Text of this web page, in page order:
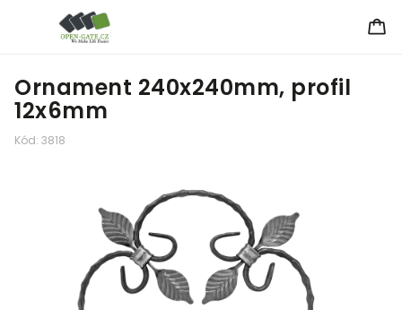
Ornament 240x240mm, profil
12x6mm
Kód: 3818